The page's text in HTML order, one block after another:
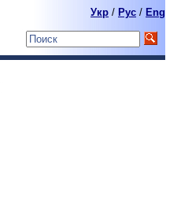
Укр / Pyc / Eng